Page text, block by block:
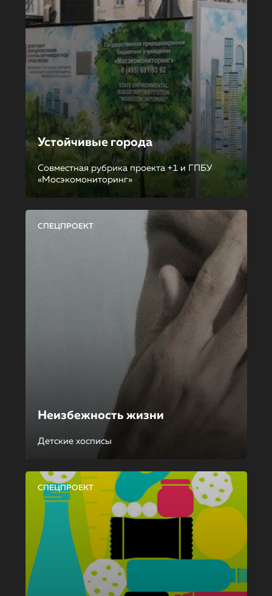
Устойчивые города
Совместная рубрика проекта +1 и ГПБУ
«Мосэкомониторинг»
СПЕЦПРОЕКТ
Неизбежность жизни
Детские хосписы
СПЕЦПРОЕКТ